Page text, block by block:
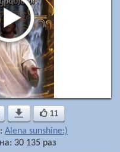
 11
Alena sunshine:)
30 135 раз